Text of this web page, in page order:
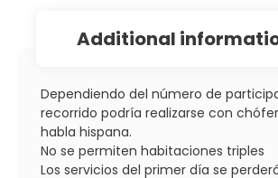
additional
Dependiendo del número de
recorrido podría realizarse con
habla hispana.
No se permiten habitaciones triples
Los servicios del primer día se